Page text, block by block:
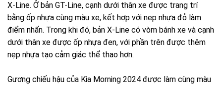
X-Line. Ở bản GT-Line, cạnh dưới thân xe được trang trí
bằng ốp nhựa cùng màu xe, kết hợp với nẹp nhựa đỏ làm
điểm nhấn. Trong khi đó, bản X-Line có vòm bánh xe và cạnh
dưới thân xe được ốp nhựa đen, với phần trên được thêm
nẹp nhựa tạo cảm giác thể thao hơn.
Gương chiếu hậu của Kia Morning 2024 được làm cùng màu